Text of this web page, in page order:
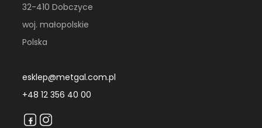
32-410 Dobczyce
woj. małopolskie
Polska
esklep@metgal.com.pl
+48 12 356 40 00